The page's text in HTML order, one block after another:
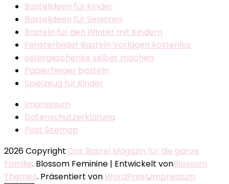
Bastelideen für Kinder
Bastelideen für Senioren
Basteln für den Winter mit Kindern
Fensterbilder Basteln Vorlagen kostenlos
ostergeschenke selber machen
Papierflieger basteln
Spielzeug für Kinder
Impressum
Datenschutzerklärung
Post Sitemap
2026 Copyright Das Bastel Magazin für die ganze
Familie. Blossom Feminine | Entwickelt vonBlossom
Themes. Präsentiert vonWordPress.Impressum